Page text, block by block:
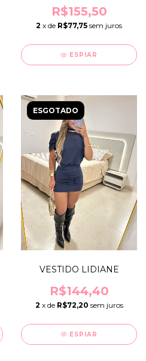
R$155,50
2 x de R$77,75 sem juros
ESPIAR
ESGOTADO
VESTIDO LIDIANE
R$144,40
2 x de R$72,20 sem juros
ESPIAR